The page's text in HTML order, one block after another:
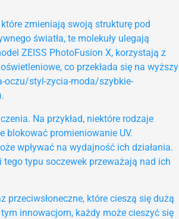
zmieniają swoją strukturę pod
światła, te molekuły ulegają
ZEISS PhotoFusion X, korzystają z
co przekłada się na wyższy
oczu/styl-zycia-moda/szybkie-
Na przykład, niektóre rodzaje
blokować promieniowanie UV.
wpływać na wydajność ich działania.
typu soczewek przeważają nad ich
które cieszą się dużą
innowacjom, każdy może cieszyć się